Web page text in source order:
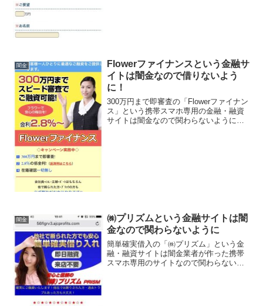
闇金
Flowerファイナンスという金融サ
イトは闇金なので借りないよう
に！
300万円まで即審査の「Flowerファイナン
ス」という携帯スマホ専用の金融・融資
サイトは闇金なので関わらないようにし
闇金
㈱プリズムという金融サイトは闇
金なので関わらないように
簡単確実借入の「㈱プリズム」という金
融・融資サイトは闇金業者が作った携帯
スマホ専用のサイトなので関わらないよ